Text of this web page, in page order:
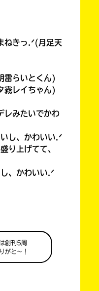
創刊5周
がと～！
っ.ᐟ(月足天
らいとくん)
レイちゃん)
レみたいでかわ
し、かわいい.ᐟ
上げてて、
、かわいい.ᐟ
！